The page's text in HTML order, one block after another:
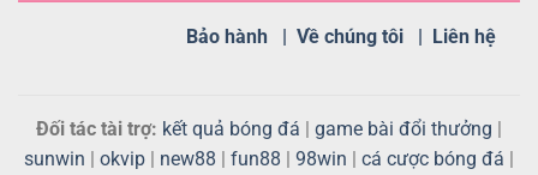
Bảo hành | Về chúng tôi | Liên hệ
Đối tác tài trợ: kết quả bóng đá | game bài đổi thưởng |
sunwin | okvip | new88 | fun88 | 98win | cá cược bóng đá |